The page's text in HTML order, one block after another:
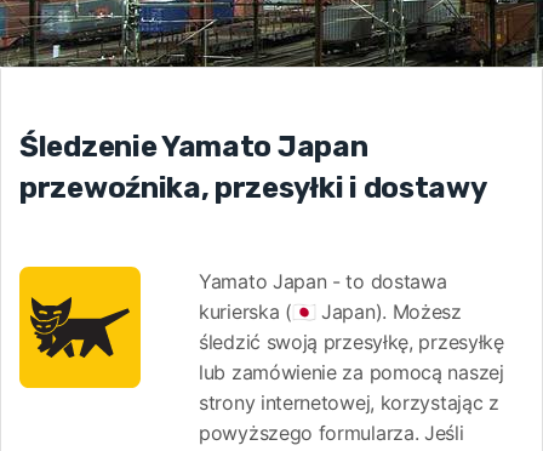
Śledzenie Yamato Japan
przewoźnika, przesyłki i dostawy
Yamato Japan - to dostawa
kurierska (🇯🇵 Japan). Możesz
śledzić swoją przesyłkę, przesyłkę
lub zamówienie za pomocą naszej
strony internetowej, korzystając z
powyższego formularza. Jeśli